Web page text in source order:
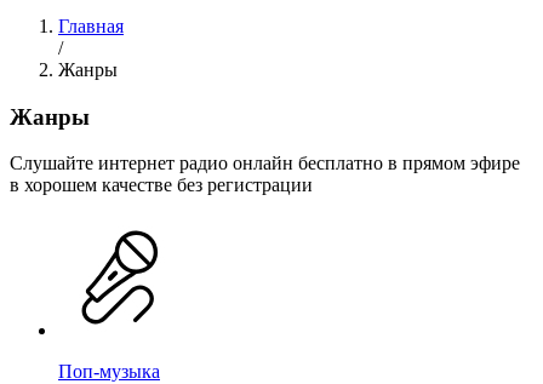
Главная
/
Жанры
Жанры
Cлушайте интернет радио онлайн бесплатно в прямом эфире
в хорошем качестве без регистрации
Поп-музыка